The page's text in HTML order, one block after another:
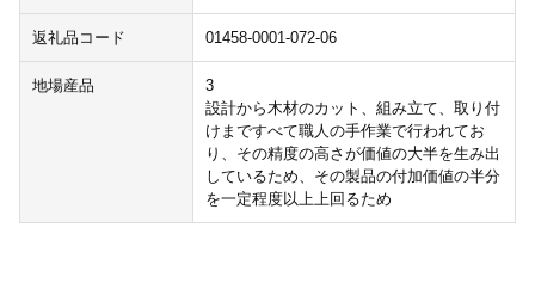
返礼品コード 01458-0001-072-06
地場産品
3
設計から木材のカット、組み立て、取り付
けまですべて職人の手作業で行われてお
り、その精度の高さが価値の大半を生み出
しているため、その製品の付加価値の半分
を一定程度以上上回るため